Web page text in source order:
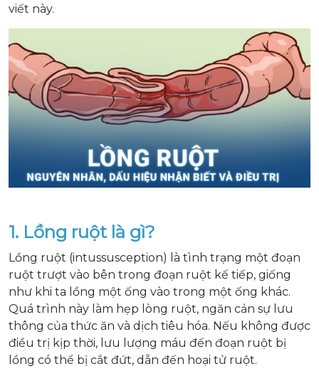
viết này.
1. Lồng ruột là gì?
Lồng ruột (intussusception) là tình trạng một đoạn
ruột trượt vào bên trong đoạn ruột kế tiếp, giống
như khi ta lồng một ống vào trong một ống khác.
Quá trình này làm hẹp lòng ruột, ngăn cản sự lưu
thông của thức ăn và dịch tiêu hóa. Nếu không được
điều trị kịp thời, lưu lượng máu đến đoạn ruột bị
lồng có thể bị cắt đứt, dẫn đến hoại tử ruột.